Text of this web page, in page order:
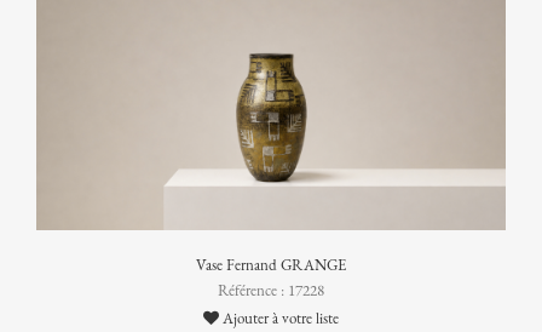
Vase Fernand GRANGE
Référence : 17228
Ajouter à votre liste